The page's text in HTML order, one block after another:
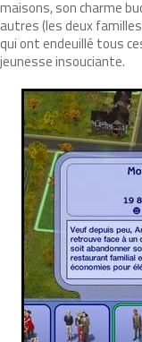
maisons, son charme
autres (les deux
qui ont endeuillé tous
jeunesse insouciante.